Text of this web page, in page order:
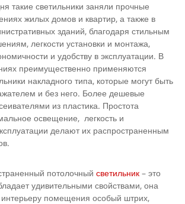
такие светильники заняли прочные
жилых домов и квартир, а также в
зданий, благодаря стильным
легкости установки и монтажа,
и удобству в эксплуатации. В
преимущественно применяются
накладного типа, которые могут быть
и без него. Более дешевые
из пластика. Простота
освещение, легкость и
делают их распространенным
потолочный светильник – это
удивительными свойствами, она
интерьеру помещения особый штрих,